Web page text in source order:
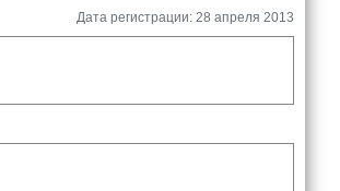
Дата регистрации: 28 апреля 2013